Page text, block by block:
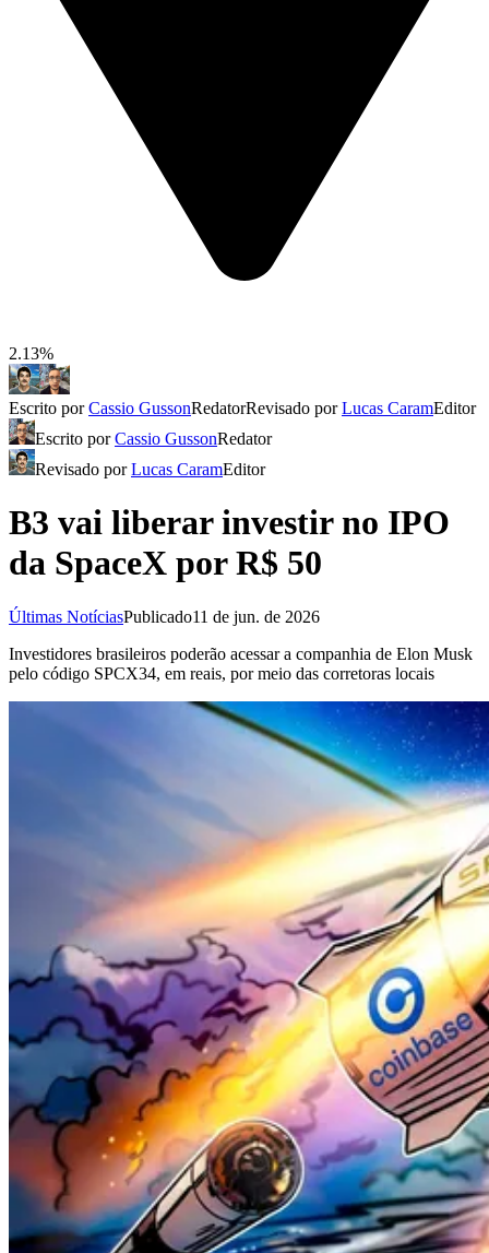
2.13%
Escrito porCassio GussonRedatorRevisado porLucas CaramEditor
Escrito porCassio GussonRedator
Revisado porLucas CaramEditor
B3 vai liberar investir no IPO
da SpaceX por R$ 50
Últimas NotíciasPublicado11 de jun. de 2026
Investidores brasileiros poderão acessar a companhia de Elon Musk
pelo código SPCX34, em reais, por meio das corretoras locais